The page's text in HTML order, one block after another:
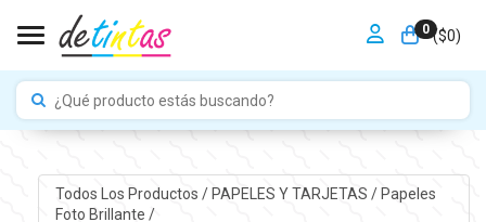
0 ($0)
Toggle navigation
Todos Los Productos / PAPELES Y TARJETAS / Papeles
Foto Brillante /